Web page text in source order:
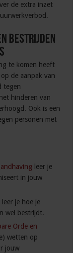
de extra inzet
bestrijden
te komen heeft
de aanpak van
tegen
hinderen van
Ook is een
personen met
leer je
in jouw
leer je hoe je
wel bestrijdt.
Orde en
wetten op
jouw